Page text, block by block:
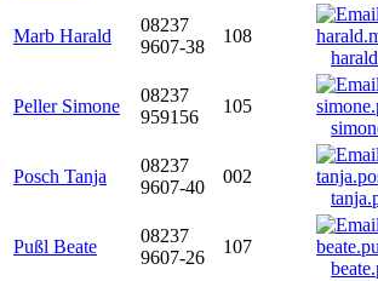
Marb Harald
08237
9607-38
108
Peller Simone
08237
959156
105
Posch Tanja
08237
9607-40
002
Pußl Beate
08237
9607-26
107